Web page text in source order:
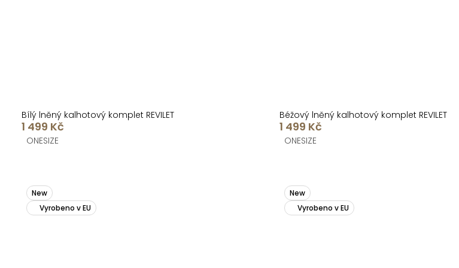
Bílý lněný kalhotový komplet REVILET
1 499 Kč
ONESIZE
Béžový lněný kalhotový komplet REVILET
1 499 Kč
ONESIZE
New
Vyrobeno v EU
New
Vyrobeno v EU